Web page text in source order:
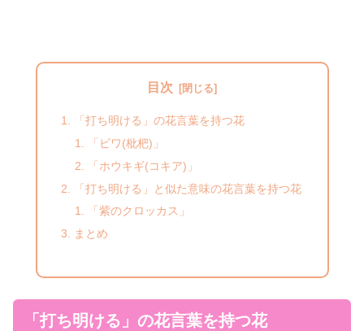
目次
「打ち明ける」の花言葉を持つ花
「ビワ(枇杷)」
「ホウキギ(コキア)」
「打ち明ける」と似た意味の花言葉を持つ花
「紫のクロッカス」
まとめ
「打ち明ける」の花言葉を持つ花